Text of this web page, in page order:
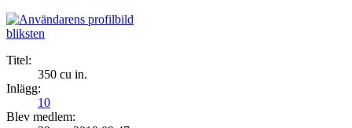
bliksten
Titel:
350 cu in.
Inlägg:
10
Blev medlem: